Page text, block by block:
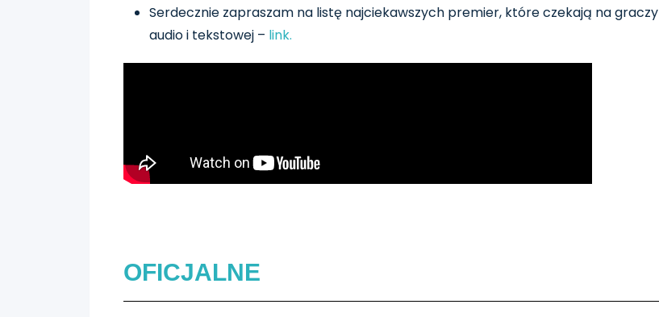
Serdecznie zapraszam na listę najciekawszych premier, które czekają na
audio i tekstowej – link.
OFICJALNE